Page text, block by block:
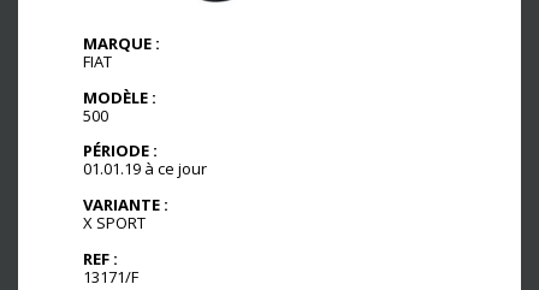
MARQUE :
FIAT
MODÈLE :
500
PÉRIODE :
01.01.19 à ce jour
VARIANTE :
X SPORT
REF :
13171/F